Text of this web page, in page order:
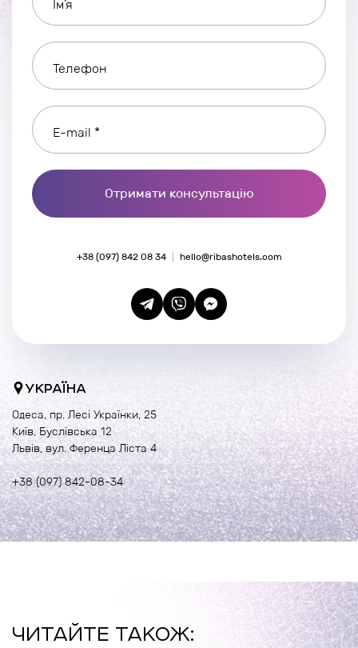
Ім’я
Телефон
E-mail *
Отримати консультацію
+38 (097) 842 08 34 hello@ribashotels.com
УКРАЇНА
Одеса, пр. Лесі Українки, 25
Київ, Буслівська 12
Львів, вул. Ференца Ліста 4
+38 (097) 842-08-34
ЧИТАЙТЕ ТАКОЖ: